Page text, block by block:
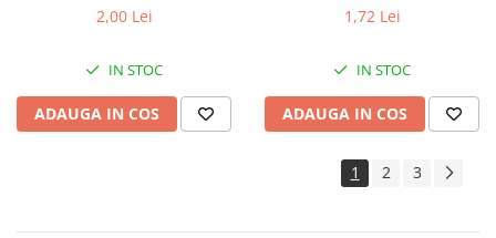
2,00 Lei
IN STOC
ADAUGA IN COS
1,72 Lei
IN STOC
ADAUGA IN COS
1 2 3